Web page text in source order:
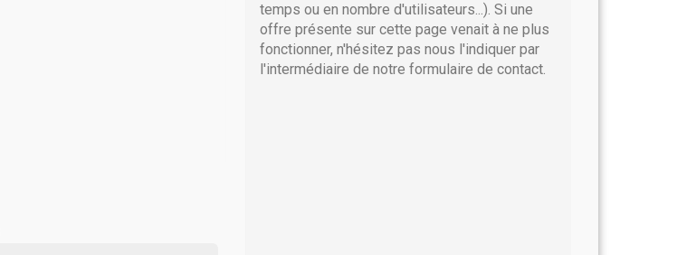
temps ou en nombre d'utilisateurs...). Si une
offre présente sur cette page venait à ne plus
fonctionner, n'hésitez pas nous l'indiquer par
l'intermédiaire de notre formulaire de contact.